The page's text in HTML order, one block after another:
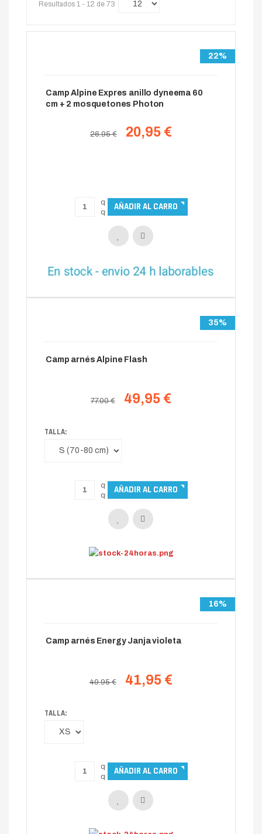
Resultados 1 - 12 de 73
22%
Camp Alpine Expres anillo dyneema 60
cm + 2 mosquetones Photon
26.95 € 20,95 €
35%
Camp arnés Alpine Flash
77.00 € 49,95 €
TALLA:
16%
Camp arnés Energy Janja violeta
49.95 € 41,95 €
TALLA: